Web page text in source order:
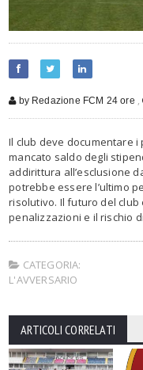
by Redazione FCM 24 ore ,
Il club deve documentare i
mancato saldo degli
addirittura all’esclusione
potrebbe essere l’ultimo
risolutivo. Il futuro del
penalizzazioni e il rischio
CATEGORIA:
L'AVVERSARIO
ARTICOLI CORRELATI